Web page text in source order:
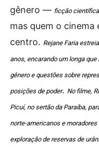
gênero — ficção
mas quem o cinema
centro. Rejane Faria
anos, encarando um longa
gênero e questões sobre
posições de poder. No filme,
Picuí, no sertão da Paraíba,
norte-americanos e
exploração de reservas de